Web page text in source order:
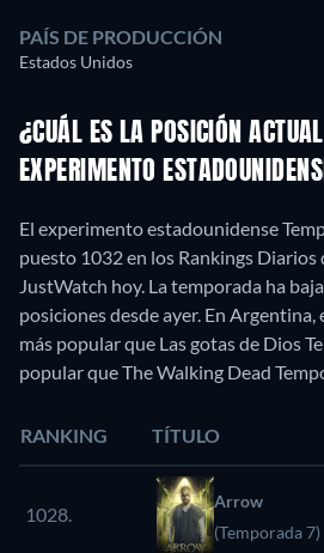
PAÍS DE PRODUCCIÓN
Estados Unidos
¿CUÁL ES LA POSICIÓN
EXPERIMENTO
El experimento estadounidense
puesto 1032 en los Rankings Diarios
JustWatch hoy. La temporada ha
posiciones desde ayer. En Argentina,
más popular que Las gotas de Dios
popular que The Walking Dead
RANKING TÍTULO
1028.
Arrow
(Temporada 7)